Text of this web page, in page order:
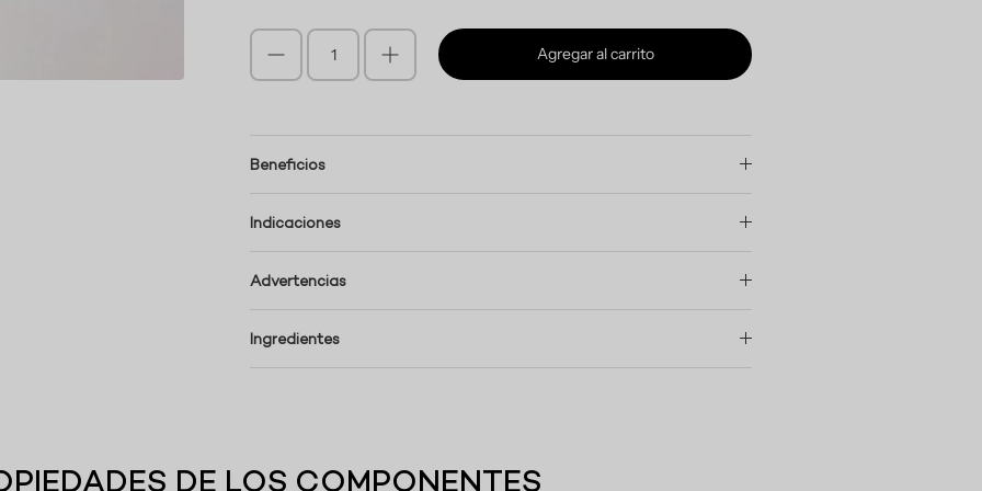
Agregar al carrito
Beneficios
Indicaciones
Advertencias
Ingredientes
DE LOS COMPONENTES